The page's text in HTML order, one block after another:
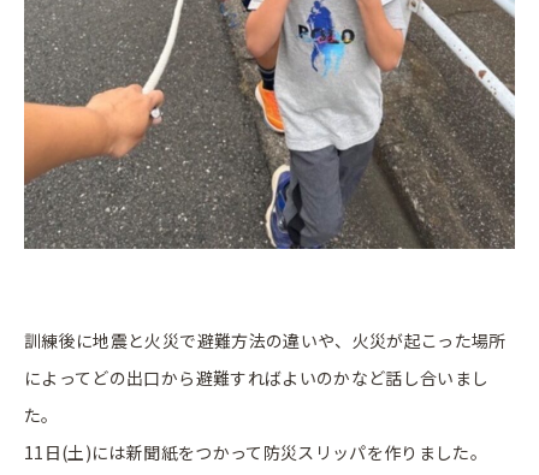
訓練後に地震と火災で避難方法の違いや、火災が起こった場所
によってどの出口から避難すればよいのかなど話し合いまし
た。
11日(土)には新聞紙をつかって防災スリッパを作りました。